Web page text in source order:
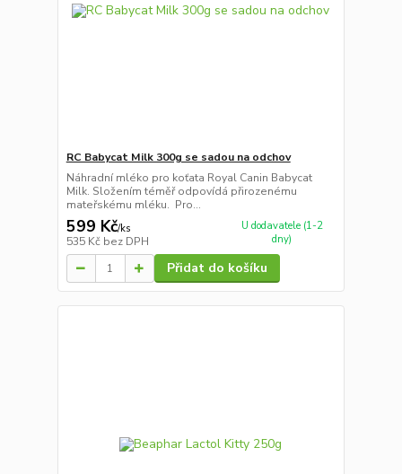
RC Babycat Milk 300g se sadou na odchov
Náhradní mléko pro koťata Royal Canin Babycat
Milk. Složením téměř odpovídá přirozenému
mateřskému mléku. Pro...
599 Kč/ks
535 Kč bez DPH
U dodavatele (1-2
dny)
Přidat do košíku